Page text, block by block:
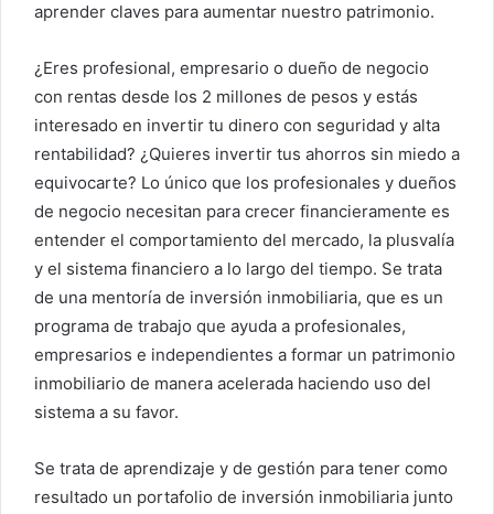
aprender claves para aumentar nuestro patrimonio.
¿Eres profesional, empresario o dueño de negocio
con rentas desde los 2 millones de pesos y estás
interesado en invertir tu dinero con seguridad y alta
rentabilidad? ¿Quieres invertir tus ahorros sin miedo a
equivocarte? Lo único que los profesionales y dueños
de negocio necesitan para crecer financieramente es
entender el comportamiento del mercado, la plusvalía
y el sistema financiero a lo largo del tiempo. Se trata
de una mentoría de inversión inmobiliaria, que es un
programa de trabajo que ayuda a profesionales,
empresarios e independientes a formar un patrimonio
inmobiliario de manera acelerada haciendo uso del
sistema a su favor.
Se trata de aprendizaje y de gestión para tener como
resultado un portafolio de inversión inmobiliaria junto